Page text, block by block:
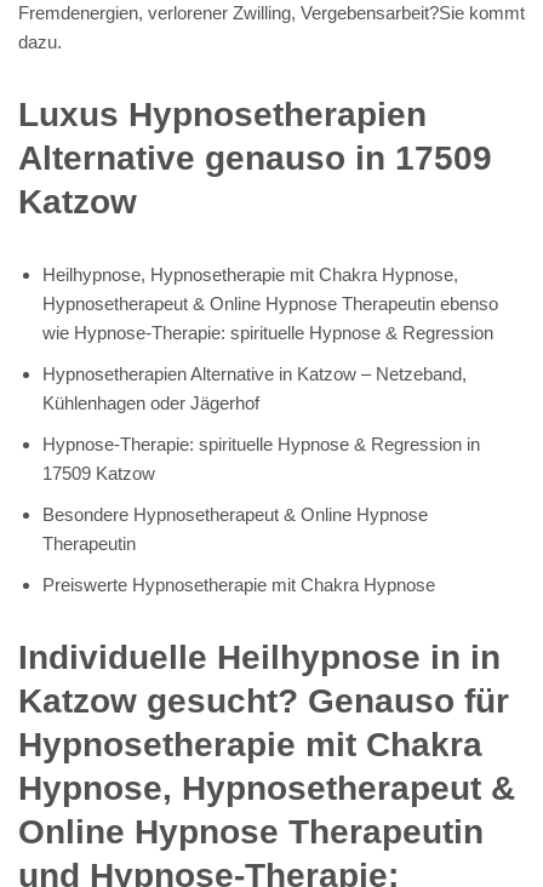
Fremdenergien, verlorener Zwilling, Vergebensarbeit?Sie kommt
dazu.
Luxus Hypnosetherapien
Alternative genauso in 17509
Katzow
Heilhypnose, Hypnosetherapie mit Chakra Hypnose,
Hypnosetherapeut & Online Hypnose Therapeutin ebenso
wie Hypnose-Therapie: spirituelle Hypnose & Regression
Hypnosetherapien Alternative in Katzow – Netzeband,
Kühlenhagen oder Jägerhof
Hypnose-Therapie: spirituelle Hypnose & Regression in
17509 Katzow
Besondere Hypnosetherapeut & Online Hypnose
Therapeutin
Preiswerte Hypnosetherapie mit Chakra Hypnose
Individuelle Heilhypnose in in
Katzow gesucht? Genauso für
Hypnosetherapie mit Chakra
Hypnose, Hypnosetherapeut &
Online Hypnose Therapeutin
und Hypnose-Therapie: